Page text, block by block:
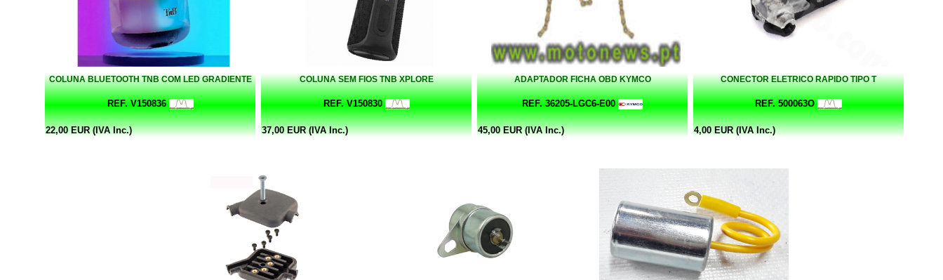
COLUNA BLUETOOTH TNB COM LED GRADIENTE
REF. V150836
22,00 EUR (IVA Inc.)
COLUNA SEM FIOS TNB XPLORE
REF. V150830
37,00 EUR (IVA Inc.)
ADAPTADOR FICHA OBD KYMCO
REF. 36205-LGC6-E00
45,00 EUR (IVA Inc.)
CONECTOR ELETRICO RAPIDO TIPO T
REF. 500063O
4,00 EUR (IVA Inc.)